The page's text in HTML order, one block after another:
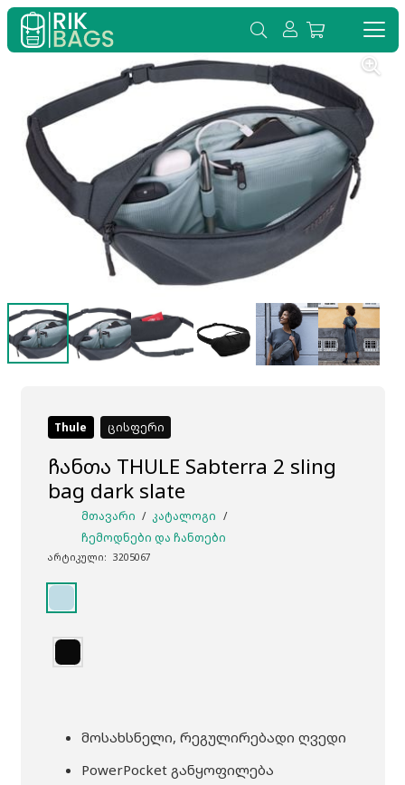
Thule ცისფერი
ჩანთა THULE Sabterra 2 sling
bag dark slate
ᲛᲗᲐᲕᲐᲠᲘ / ᲙᲐᲢᲐᲚᲝᲒᲘ /
ᲩᲔᲛᲝᲓᲜᲔᲑᲘ ᲓᲐ ᲩᲐᲜᲗᲔᲑᲘ
არტიკული: 3205067
მოსახსნელი, რეგულირებადი ღვედი
PowerPocket განყოფილება